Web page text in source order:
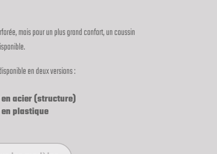
mais pour un plus grand confort, un coussin
en deux versions :
acier (structure)
plastique